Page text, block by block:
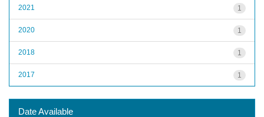
1
2021
1
2020
1
2018
1
2017
Date Available